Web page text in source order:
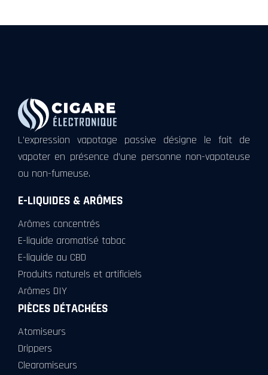
L’expression vapotage passive désigne le fait de
vapoter en présence d’une personne non-vapoteuse
ou non-fumeuse.
E-LIQUIDES & ARÔMES
Arômes concentrés
E-liquide aromatisé tabac
E-liquide au CBD
Produits naturels et artificiels
Arômes DIY
PIÈCES DÉTACHÉES
Atomiseurs
Drippers
Clearomiseurs